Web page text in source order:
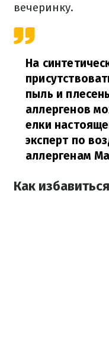
вечеринку.
На
пыль и
аллергенов
елки
эксперт по
аллергенам
Как